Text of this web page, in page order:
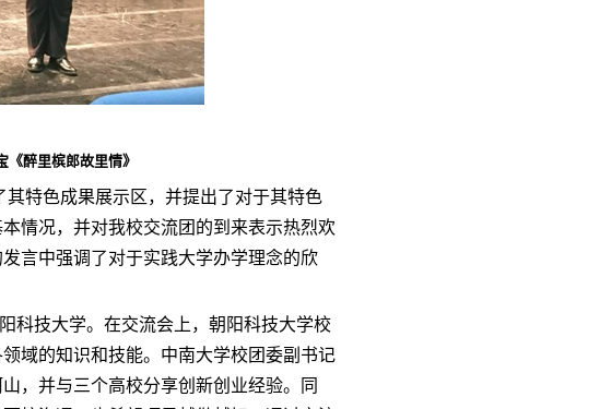
醉里槟郎故里情》
特色成果展示区，并提出了对于其特色
情况，并对我校交流团的到来表示热烈欢
言中强调了对于实践大学办学理念的欣
科技大学。在交流会上，朝阳科技大学校
域的知识和技能。中南大学校团委副书记
，并与三个高校分享创新创业经验。同